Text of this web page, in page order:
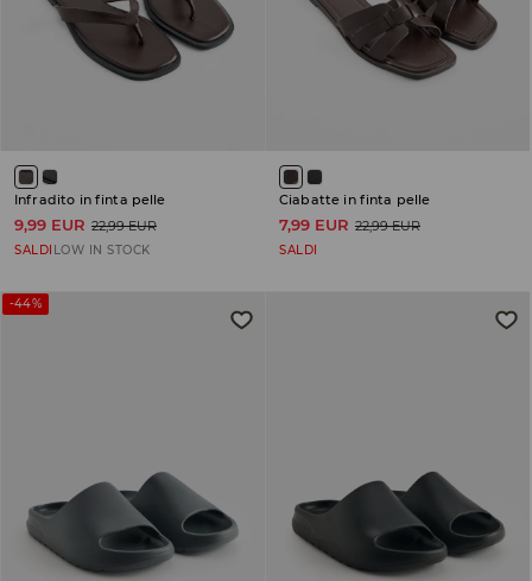
Infradito in finta pelle
9,99 EUR 22,99 EUR
SALDI LOW IN STOCK
Ciabatte in finta pelle
7,99 EUR 22,99 EUR
SALDI
-44%